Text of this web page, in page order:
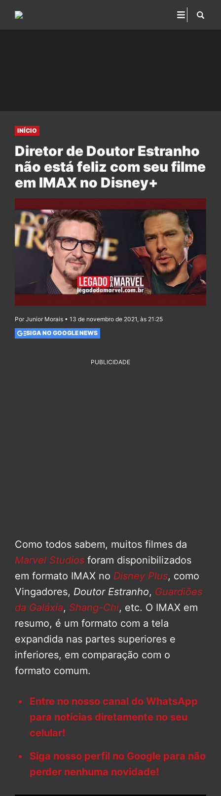
INÍCIO
Diretor de Doutor Estranho
não está feliz com seu filme
em IMAX no Disney+
Por Junior Morais • 13 de novembro de 2021, às 21:25
SIGA NO GOOGLE NEWS
PUBLICIDADE
Como todos sabem, muitos filmes da
Marvel Studios foram disponibilizados
em formato IMAX no Disney Plus, como
Vingadores, Doutor Estranho, Guardiões
da Galáxia, Shang-Chi, etc. O IMAX em
resumo, é um formato com a tela
expandida nas partes superiores e
inferiores, em comparação com o
formato comum.
Entre no nosso canal do WhatsApp
para notícias diretamente no seu
celular!
Siga nosso perfil no Google para não
perder nenhuma novidade!